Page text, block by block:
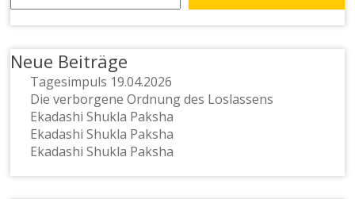
Neue Beiträge
Tagesimpuls 19.04.2026
Die verborgene Ordnung des Loslassens
Ekadashi Shukla Paksha
Ekadashi Shukla Paksha
Ekadashi Shukla Paksha